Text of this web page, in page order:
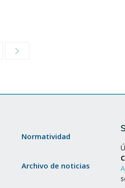
Normatividad
Archivo de noticias